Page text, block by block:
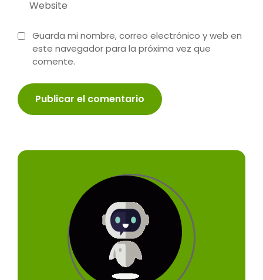
Guarda mi nombre, correo electrónico y web en
este navegador para la próxima vez que
comente.